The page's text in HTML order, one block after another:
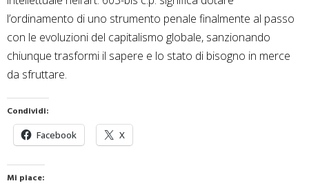
l’ordinamento di uno strumento penale finalmente al passo
con le evoluzioni del capitalismo globale, sanzionando
chiunque trasformi il sapere e lo stato di bisogno in merce
da sfruttare.
Condividi:
Facebook X
Mi piace: